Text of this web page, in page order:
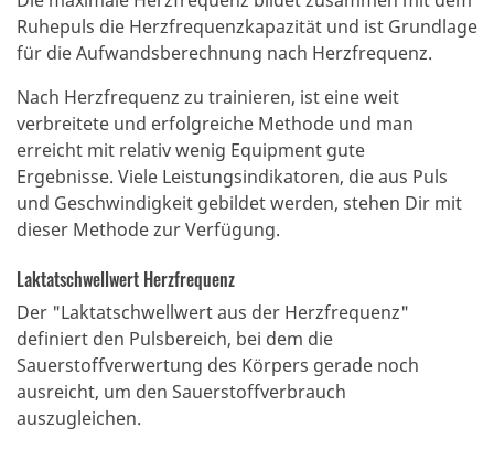
Ruhepuls die Herzfrequenzkapazität und ist Grundlage
für die Aufwandsberechnung nach Herzfrequenz.
Nach Herzfrequenz zu trainieren, ist eine weit
verbreitete und erfolgreiche Methode und man
erreicht mit relativ wenig Equipment gute
Ergebnisse. Viele Leistungsindikatoren, die aus Puls
und Geschwindigkeit gebildet werden, stehen Dir mit
dieser Methode zur Verfügung.
Laktatschwellwert Herzfrequenz
Der "Laktatschwellwert aus der Herzfrequenz"
definiert den Pulsbereich, bei dem die
Sauerstoffverwertung des Körpers gerade noch
ausreicht, um den Sauerstoffverbrauch
auszugleichen.